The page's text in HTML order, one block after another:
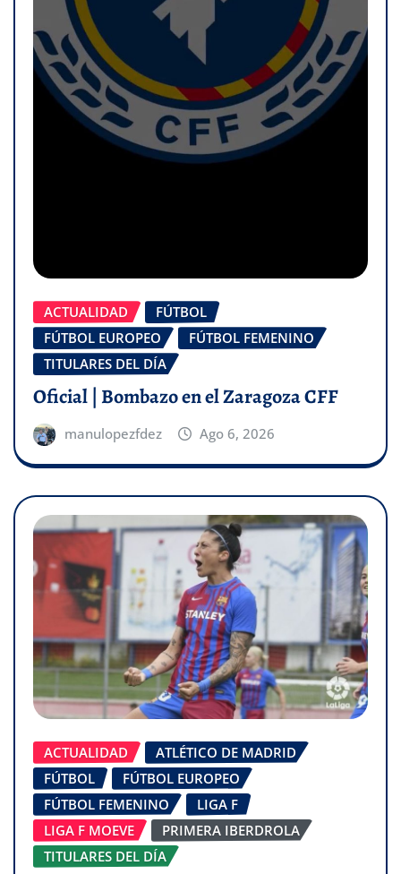
ACTUALIDAD
FÚTBOL
FÚTBOL EUROPEO
FÚTBOL FEMENINO
TITULARES DEL DÍA
Oficial | Bombazo en el Zaragoza CFF
manulopezfdez Ago 6, 2026
ACTUALIDAD
ATLÉTICO DE MADRID
FÚTBOL
FÚTBOL EUROPEO
FÚTBOL FEMENINO
LIGA F
LIGA F MOEVE
PRIMERA IBERDROLA
TITULARES DEL DÍA